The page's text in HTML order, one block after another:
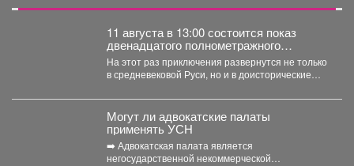
11 августа в 13:00 состоится показ
двенадцатого полнометражного
мультфильма из знаменитой
«богатырской» франшизы - «Три
богатыря и Пуп Земли» (2023).
На этот раз приключения развернутся не только
в средневековой Руси, но и в доисторические
Могут ли адвокатские палаты
применять УСН
➡️ Адвокатская палата является
негосударственной некоммерческой